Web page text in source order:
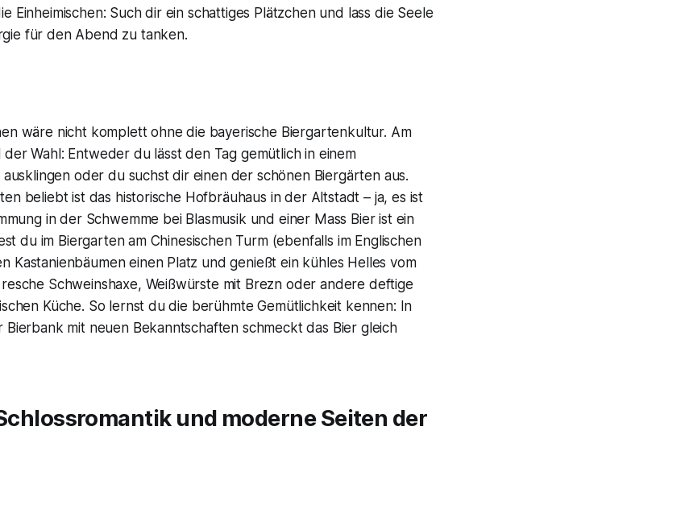
Einheimischen: Such dir ein schattiges Plätzchen und lass die Seele
für den Abend zu tanken.
wäre nicht komplett ohne die bayerische Biergartenkultur. Am
Wahl: Entweder du lässt den Tag gemütlich in einem
oder du suchst dir einen der schönen Biergärten aus.
beliebt ist das historische Hofbräuhaus in der Altstadt – ja, es ist
in der Schwemme bei Blasmusik und einer Mass Bier ist ein
du im Biergarten am Chinesischen Turm (ebenfalls im Englischen
Kastanienbäumen einen Platz und genießt ein kühles Helles vom
resche Schweinshaxe, Weißwürste mit Brezn oder andere deftige
Küche. So lernst du die berühmte Gemütlichkeit kennen: In
Bierbank mit neuen Bekanntschaften schmeckt das Bier gleich
und moderne Seiten der